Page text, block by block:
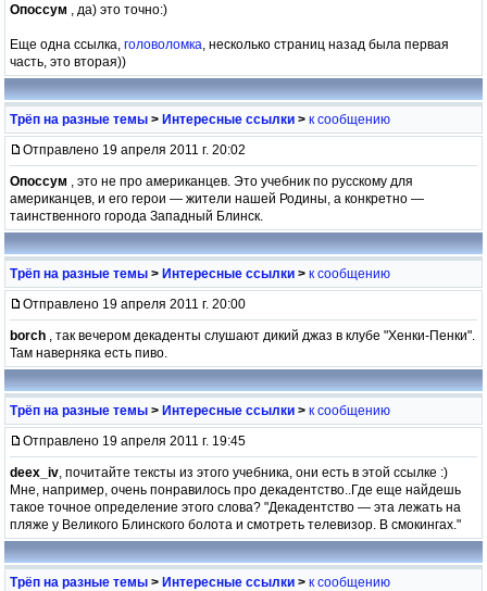
Опоссум , да) это точно:)
Еще одна ссылка, головоломка, несколько страниц назад была первая
часть, это вторая))
Трёп на разные темы > Интересные ссылки > к сообщению
Отправлено 19 апреля 2011 г. 20:02
Опоссум , это не про американцев. Это учебник по русскому для
американцев, и его герои — жители нашей Родины, а конкретно —
таинственного города Западный Блинск.
Трёп на разные темы > Интересные ссылки > к сообщению
Отправлено 19 апреля 2011 г. 20:00
borch , так вечером декаденты слушают дикий джаз в клубе "Хенки-Пенки".
Там наверняка есть пиво.
Трёп на разные темы > Интересные ссылки > к сообщению
Отправлено 19 апреля 2011 г. 19:45
deex_iv, почитайте тексты из этого учебника, они есть в этой ссылке :)
Мне, например, очень понравилось про декадентство..Где еще найдешь
такое точное определение этого слова? "Декадентство — эта лежать на
пляже у Великого Блинского болота и смотреть телевизор. В смокингах."
Трёп на разные темы > Интересные ссылки > к сообщению